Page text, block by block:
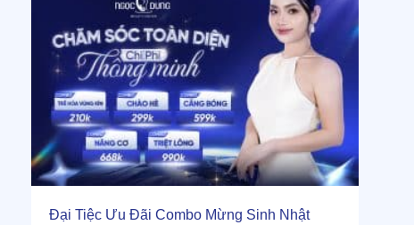
Đại Tiệc Ưu Đãi Combo Mừng Sinh Nhật